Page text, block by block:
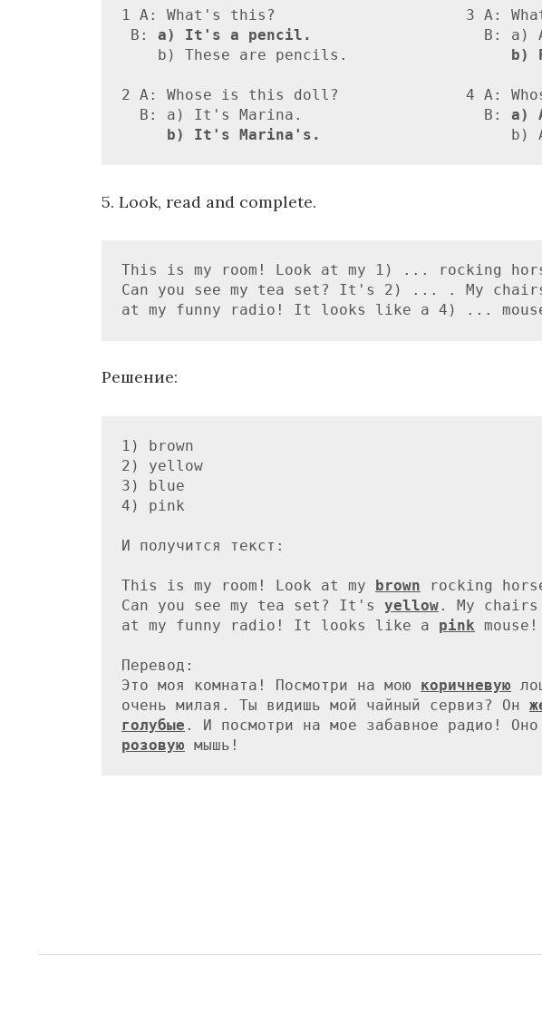
1 А: What's this?                     3 А:
В: a) It's a pencil.
B: a)
    b) These are pencils.
b)
2 А: Whose is this doll?              4 A:
  В: a) It's Marina.                    B:
a)
  b) It's Marina's.
b)
5. Look, read and complete.
This is my room! Look at my 1) ... rocking
Can you see my tea set? It's 2) ... . My
at my funny radio! It looks like a 4) ...
Решение:
1) brown
2) yellow
3) blue
4) pink
И получится текст:
This is my room! Look at my brown rocking
Can you see my tea set? It's yellow. My
at my funny radio! It looks like a pink mouse!
Перевод:
Это моя комната! Посмотри на мою коричневую
очень милая. Ты видишь мой чайный сервиз? Он
голубые
розовую мышь!